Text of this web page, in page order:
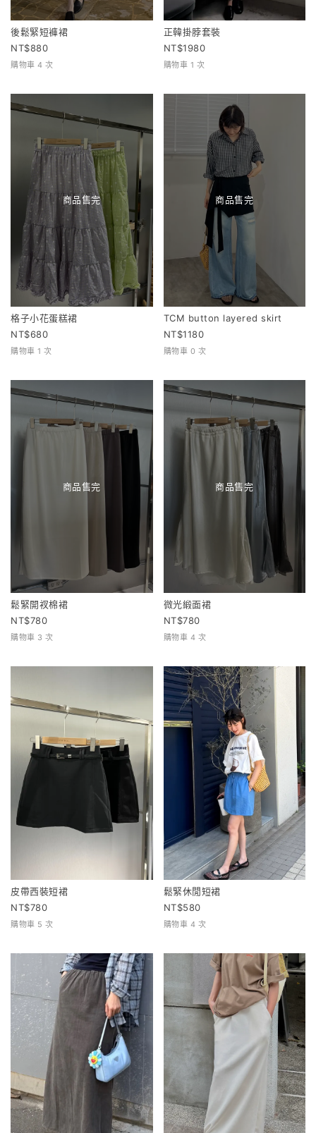
後鬆緊短褲裙
880
購物車 4 次
正韓掛脖套裝
1980
購物車 1 次
商品售完
格子小花蛋糕裙
680
購物車 1 次
商品售完
TCM button layered skirt
1180
購物車 0 次
商品售完
鬆緊開衩棉裙
780
購物車 3 次
商品售完
微光緞面裙
780
購物車 4 次
皮帶西裝短裙
780
購物車 5 次
鬆緊休閒短裙
580
購物車 4 次